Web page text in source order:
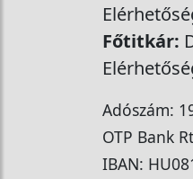
Főtitkár:
Adószám:
OTP Bank
IBAN: